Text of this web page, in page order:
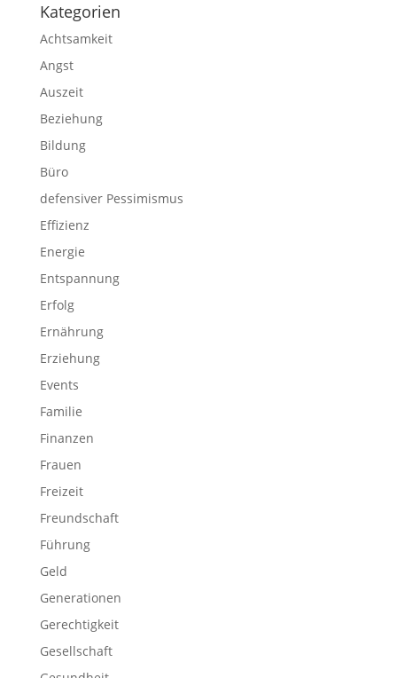
Kategorien
Achtsamkeit
Angst
Auszeit
Beziehung
Bildung
Büro
defensiver Pessimismus
Effizienz
Energie
Entspannung
Erfolg
Ernährung
Erziehung
Events
Familie
Finanzen
Frauen
Freizeit
Freundschaft
Führung
Geld
Generationen
Gerechtigkeit
Gesellschaft